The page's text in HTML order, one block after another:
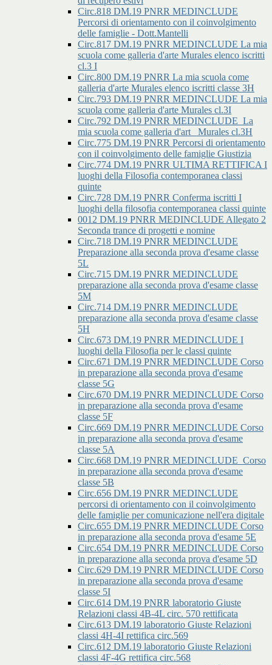
Circ.818 DM.19 PNRR MEDINCLUDE
Percorsi di orientamento con il coinvolgimento
delle famiglie - Dott.Mantelli
Circ.817 DM.19 PNRR MEDINCLUDE La mia
scuola come galleria d'arte Murales elenco iscritti
cl.3 I
Circ.800 DM.19 PNRR La mia scuola come
galleria d'arte Murales elenco iscritti classe 3H
Circ.793 DM.19 PNRR MEDINCLUDE La mia
scuola come galleria d'arte Murales cl.3I
Circ.792 DM.19 PNRR MEDINCLUDE_La
mia scuola come galleria d'art _Murales cl.3H
Circ.775 DM.19 PNRR Percorsi di orientamento
con il coinvolgimento delle famiglie Giustizia
Circ.774 DM.19 PNRR ULTIMA RETTIFICA I
luoghi della Filosofia contemporanea classi
quinte
Circ.728 DM.19 PNRR Conferma iscritti I
luoghi della filosofia contemporanea classi quinte
0012 DM.19 PNRR MEDINCLUDE Allegato 2
Seconda trance di progetti e nomine
Circ.718 DM.19 PNRR MEDINCLUDE
Preparazione alla seconda prova d'esame classe
5L
Circ.715 DM.19 PNRR MEDINCLUDE
preparazione alla seconda prova d'esame classe
5M
Circ.714 DM.19 PNRR MEDINCLUDE
preparazione alla seconda prova d'esame classe
5H
Circ.673 DM.19 PNRR MEDINCLUDE I
luoghi della Filosofia per le classi quinte
Circ.671 DM.19 PNRR MEDINCLUDE Corso
in preparazione alla seconda prova d'esame
classe 5G
Circ.670 DM.19 PNRR MEDINCLUDE Corso
in preparazione alla seconda prova d'esame
classe 5F
Circ.669 DM.19 PNRR MEDINCLUDE Corso
in preparazione alla seconda prova d'esame
classe 5A
Circ.668 DM.19 PNRR MEDINCLUDE_Corso
in preparazione alla seconda prova d'esame
classe 5B
Circ.656 DM.19 PNRR MEDINCLUDE
percorsi di orientamento con il coinvolgimento
delle famiglie per comunicazione nell'era digitale
Circ.655 DM.19 PNRR MEDINCLUDE Corso
in preparazione alla seconda prova d'esame 5E
Circ.654 DM.19 PNRR MEDINCLUDE Corso
in preparazione alla seconda prova d'esame 5D
Circ.629 DM.19 PNRR MEDINCLUDE Corso
in preparazione alla seconda prova d'esame
classe 5I
Circ.614 DM.19 PNRR laboratorio Giuste
Relazioni classi 4B-4L circ. 570 rettificata
Circ.613 DM.19 laboratorio Giuste Relazioni
classi 4H-4I rettifica circ.569
Circ.612 DM.19 laboratorio Giuste Relazioni
classi 4F-4G rettifica circ.568